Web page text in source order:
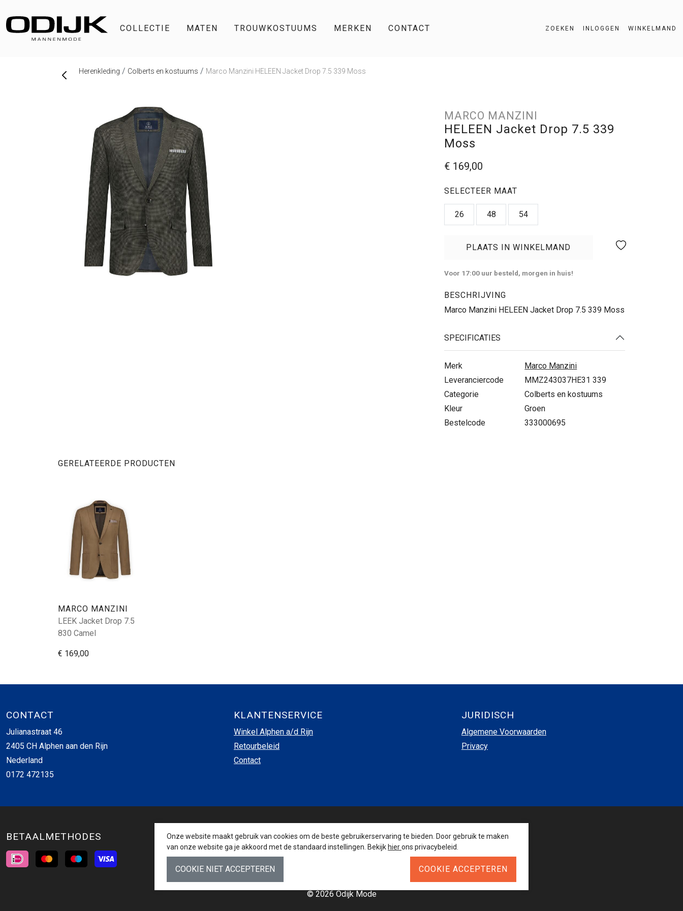
COLLECTIE MATEN TROUWKOSTUUMS MERKEN CONTACT ZOEKEN INLOGGEN WINKELMAND
Herenkleding Colberts en kostuums Marco Manzini HELEEN Jacket Drop 7.5 339 Moss
MARCO MANZINI
HELEEN Jacket Drop 7.5 339
Moss
€ 169,00
SELECTEER MAAT
26 48 54
PLAATS IN WINKELMAND
Voor 17:00 uur besteld, morgen in huis!
BESCHRIJVING
Marco Manzini HELEEN Jacket Drop 7.5 339 Moss
SPECIFICATIES
Merk
Marco Manzini
Leveranciercode
MMZ243037HE31 339
Categorie
Colberts en kostuums
Kleur
Groen
Bestelcode
333000695
GERELATEERDE PRODUCTEN
MARCO MANZINI
LEEK Jacket Drop 7.5
830 Camel
€ 169,00
CONTACT
Julianastraat 46
2405 CH Alphen aan den Rijn
Nederland
0172 472135
KLANTENSERVICE
Winkel Alphen a/d Rijn
Retourbeleid
Contact
JURIDISCH
Algemene Voorwaarden
Privacy
BETAALMETHODES INSCHRIJVEN NIEUWSBRIEF VOLG ONS
© 2026 Odijk Mode
Onze website maakt gebruik van cookies om de beste gebruikerservaring te bieden. Door gebruik te maken
van onze website ga je akkoord met de standaard instellingen. Bekijk hierons privacybeleid.